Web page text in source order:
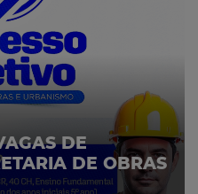
DE
DE OBRAS